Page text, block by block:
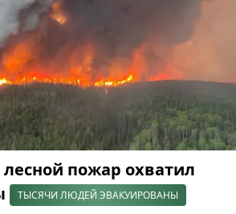
пожар охватил
ТЫСЯЧИ ЛЮДЕЙ ЭВАКУИРОВАНЫ